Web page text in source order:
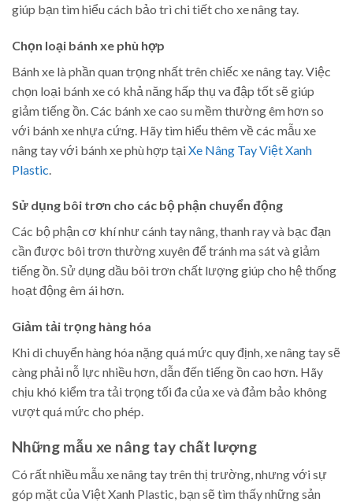
giúp bạn tìm hiểu cách bảo trì chi tiết cho xe nâng tay.
Chọn loại bánh xe phù hợp
Bánh xe là phần quan trọng nhất trên chiếc xe nâng tay. Việc
chọn loại bánh xe có khả năng hấp thụ va đập tốt sẽ giúp
giảm tiếng ồn. Các bánh xe cao su mềm thường êm hơn so
với bánh xe nhựa cứng. Hãy tìm hiểu thêm về các mẫu xe
nâng tay với bánh xe phù hợp tạiXe Nâng Tay Việt Xanh
Plastic
Sử dụng bôi trơn cho các bộ phận chuyển động
Các bộ phận cơ khí như cánh tay nâng, thanh ray và bạc đạn
cần được bôi trơn thường xuyên để tránh ma sát và giảm
tiếng ồn. Sử dụng dầu bôi trơn chất lượng giúp cho hệ thống
hoạt động êm ái hơn.
Giảm tải trọng hàng hóa
Khi di chuyển hàng hóa nặng quá mức quy định, xe nâng tay sẽ
càng phải nỗ lực nhiều hơn, dẫn đến tiếng ồn cao hơn. Hãy
chịu khó kiểm tra tải trọng tối đa của xe và đảm bảo không
vượt quá mức cho phép.
Những mẫu xe nâng tay chất lượng
Có rất nhiều mẫu xe nâng tay trên thị trường, nhưng với sự
góp mặt của Việt Xanh Plastic, bạn sẽ tìm thấy những sản